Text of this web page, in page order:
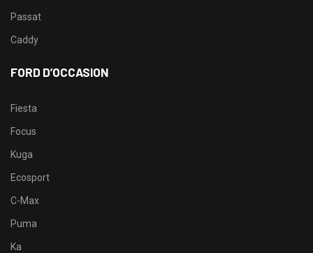
Passat
Caddy
FORD D’OCCASION
Fiesta
Focus
Kuga
Ecosport
C-Max
Puma
Ka